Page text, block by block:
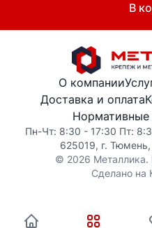
В
О компании
Доставка и оплата
Пн-Чт: 8:30 - 17:30 Пт:
625019, г.
© 2026
Сделано